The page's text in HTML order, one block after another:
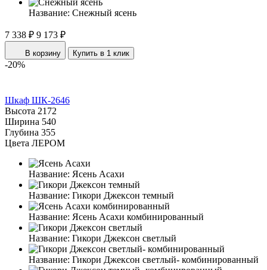
Название: Снежный ясень
7 338 ₽ 9 173 ₽
В корзину Купить в 1 клик
-20%
Шкаф ШК-2646
Высота 2172
Ширина 540
Глубина 355
Цвета ЛЕРОМ
Название: Ясень Асахи
Название: Гикори Джексон темный
Название: Ясень Асахи комбинированный
Название: Гикори Джексон светлый
Название: Гикори Джексон светлый- комбинированный